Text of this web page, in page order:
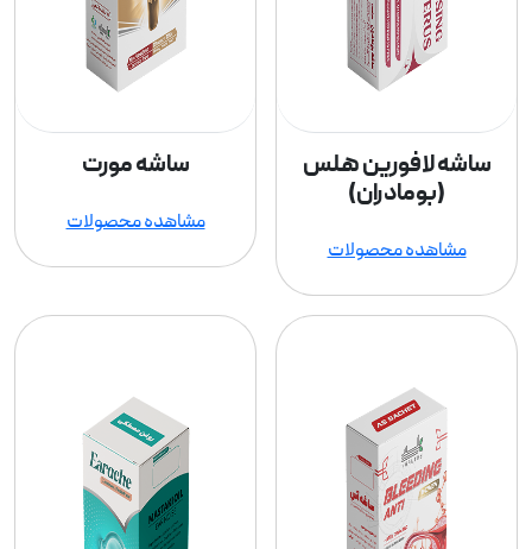
ساشه لافورین هلس
(بومادران)
مشاهده محصولات
ساشه مورت
مشاهده محصولات